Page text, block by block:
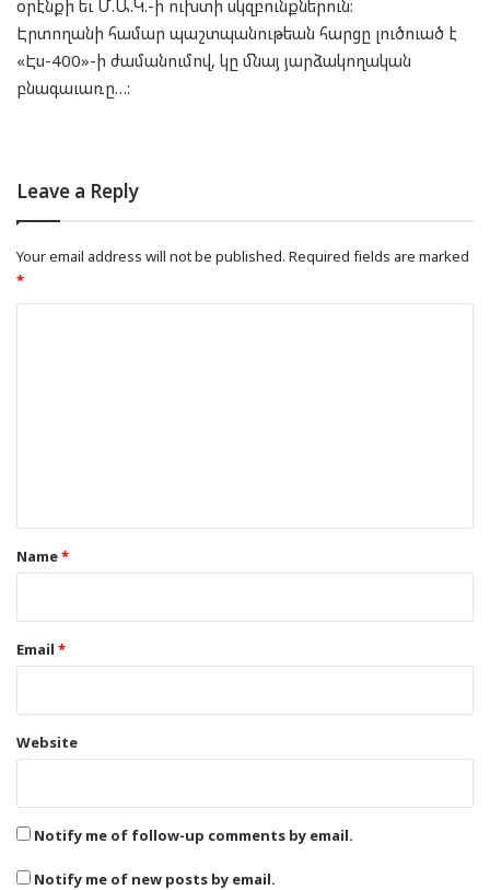
օրէնքի եւ Մ.Ա.Կ.-ի ուխտի սկզբունքներուն:
Էրտողանի համար պաշտպանութեան հարցը լուծուած է
«Էս-400»-ի ժամանումով, կը մնայ յարձակողական
բնագաւառը…:
Leave a Reply
Your email address will not be published. Required fields are marked
*
*Name*
Email *
Website
Notify me of follow-up comments by email.
Notify me of new posts by email.